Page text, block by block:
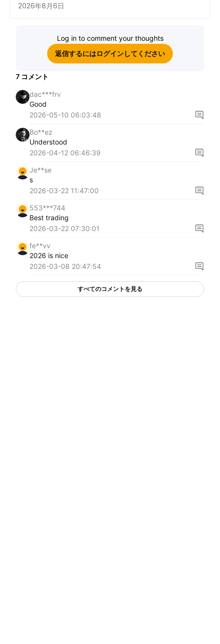
2026年8月6日
Log in to comment your thoughts
返信するにはログインしてください
7 コメント
dac***frv
Good
2026-05-10 06:03:48
Bo**ez
Understood
2026-04-12 06:46:39
Je**se
s
2026-03-22 11:47:00
553***744
Best trading
2026-03-22 07:30:01
fe**vv
2026 is nice
2026-03-08 20:47:54
すべてのコメントを見る